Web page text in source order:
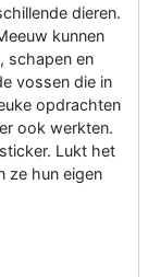
dieren.
kunnen
schapen en
vossen die in
opdrachten
ook werkten.
Lukt het
ze hun eigen